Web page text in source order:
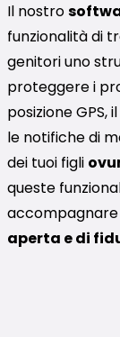
Il nostro
funzionalità di
genitori uno
proteggere i
posizione
le notifiche di
dei tuoi figli
queste
aperta e di